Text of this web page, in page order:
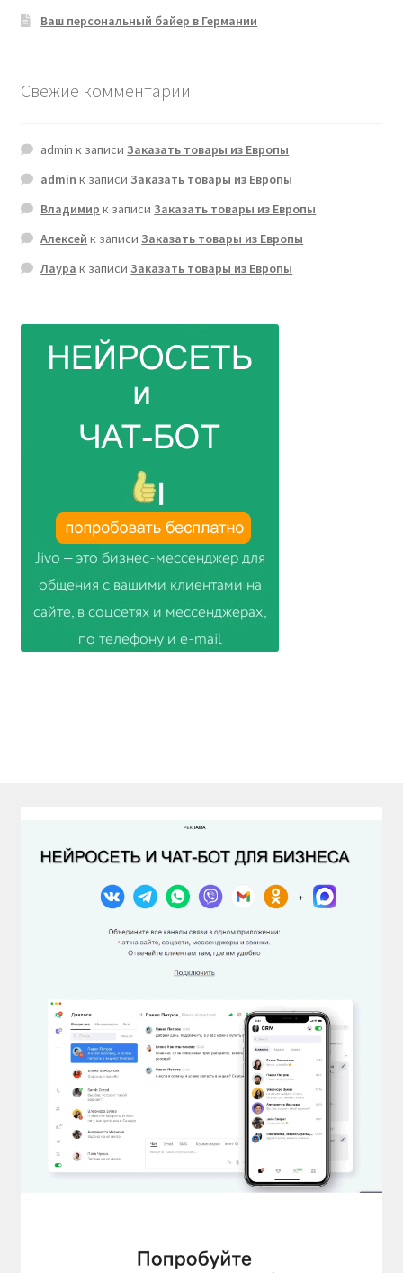
Ваш персональный байер в Германии
Свежие комментарии
admin к записиЗаказать товары из Европы
admin к записиЗаказать товары из Европы
Владимир к записиЗаказать товары из Европы
Алексей к записиЗаказать товары из Европы
Лаура к записиЗаказать товары из Европы